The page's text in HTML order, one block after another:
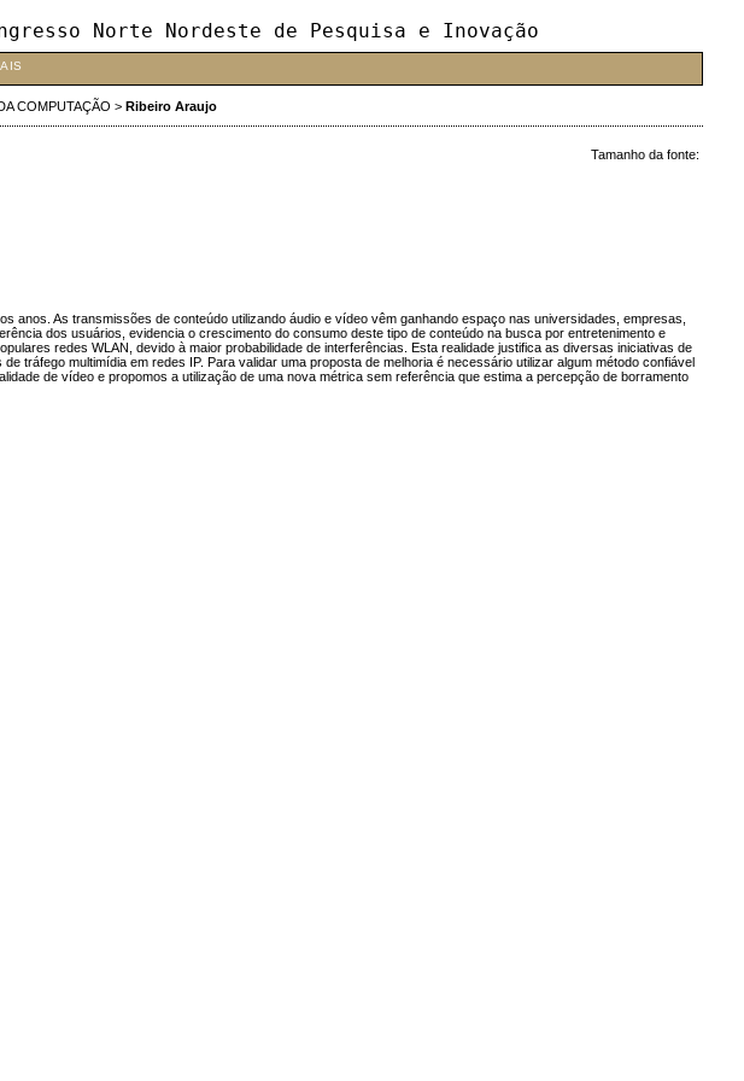
Norte Nordeste de Pesquisa e Inovação
COMPUTAÇÃO > Ribeiro Araujo
Tamanho da fonte:
As transmissões de conteúdo utilizando áudio e vídeo vêm ganhando espaço nas universidades, empresas,
dos usuários, evidencia o crescimento do consumo deste tipo de conteúdo na busca por entretenimento e
redes WLAN, devido à maior probabilidade de interferências. Esta realidade justifica as diversas iniciativas de
tráfego multimídia em redes IP. Para validar uma proposta de melhoria é necessário utilizar algum método confiável
de vídeo e propomos a utilização de uma nova métrica sem referência que estima a percepção de borramento